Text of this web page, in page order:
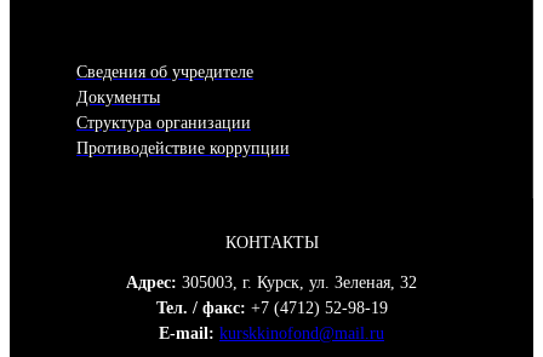
Сведения об учредителе
Документы
Структура организации
Противодействие коррупции
КОНТАКТЫ
Адрес: 305003, г. Курск, ул. Зеленая, 32
Тел. / факс: +7 (4712) 52-98-19
E-mail: kurskkinofond@mail.ru